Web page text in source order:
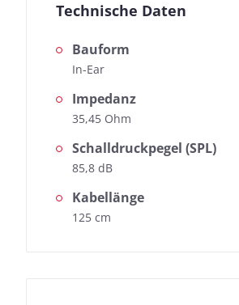
Technische Daten
Bauform
In-Ear
Impedanz
35,45 Ohm
Schalldruckpegel (SPL)
85,8 dB
Kabellänge
125 cm